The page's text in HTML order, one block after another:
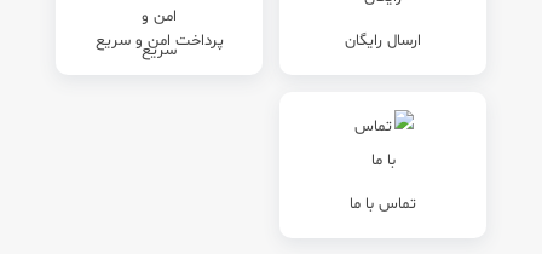
ارسال رایگان پرداخت امن و سریع
تماس با ما